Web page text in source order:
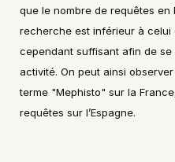
que le nombre de requêtes en
recherche est inférieur à
cependant suffisant afin de
activité. On peut ainsi
terme "Mephisto" sur la
requêtes sur l’Espagne.